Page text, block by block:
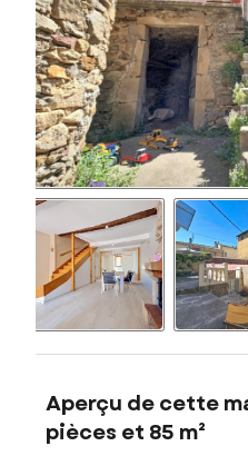
Aperçu de cette
pièces et 85 m²